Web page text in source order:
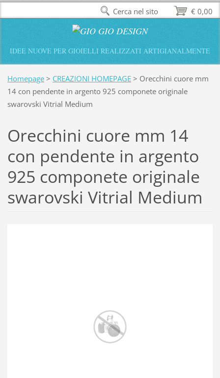
IDEE NUOVE PER GIOIELLI REALIZZATI ARTIGIANALMENTE
Homepage > CREAZIONI HOMEPAGE > Orecchini cuore mm
14 con pendente in argento 925 componete originale
swarovski Vitrial Medium
Orecchini cuore mm 14
con pendente in argento
925 componete originale
swarovski Vitrial Medium
€ 0,00
Cerca nel sito